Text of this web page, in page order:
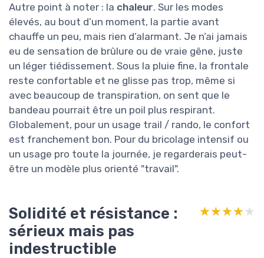
Autre point à noter : la chaleur. Sur les modes
élevés, au bout d’un moment, la partie avant
chauffe un peu, mais rien d’alarmant. Je n’ai jamais
eu de sensation de brûlure ou de vraie gêne, juste
un léger tiédissement. Sous la pluie fine, la frontale
reste confortable et ne glisse pas trop, même si
avec beaucoup de transpiration, on sent que le
bandeau pourrait être un poil plus respirant.
Globalement, pour un usage trail / rando, le confort
est franchement bon. Pour du bricolage intensif ou
un usage pro toute la journée, je regarderais peut-
être un modèle plus orienté "travail".
Solidité et résistance :
sérieux mais pas
indestructible
★★★★★
★★★★★